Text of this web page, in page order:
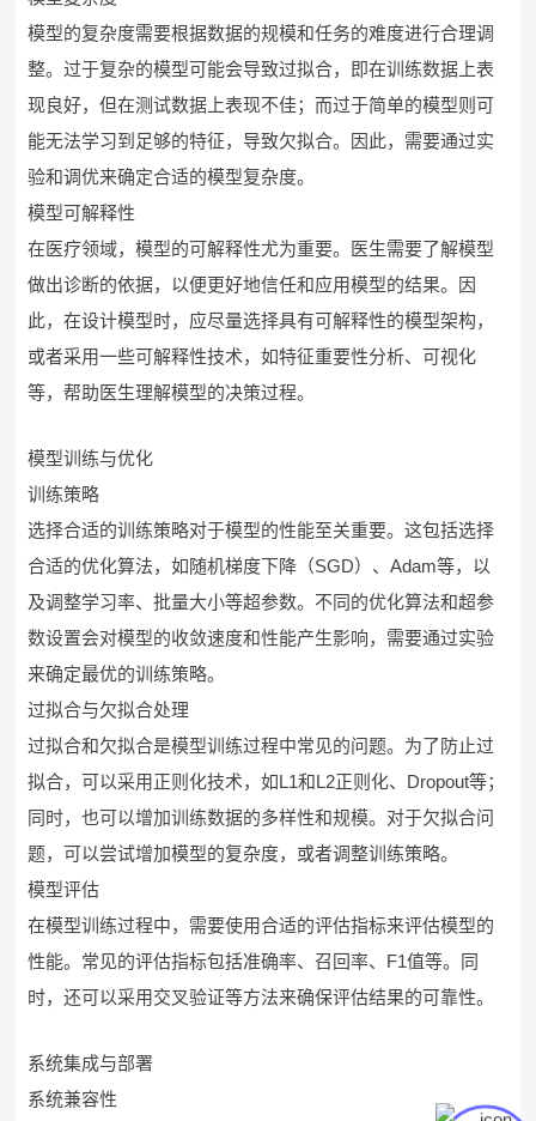
模型的复杂度需要根据数据的规模和任务的难度进行合理调
整。过于复杂的模型可能会导致过拟合，即在训练数据上表
现良好，但在测试数据上表现不佳；而过于简单的模型则可
能无法学习到足够的特征，导致欠拟合。因此，需要通过实
验和调优来确定合适的模型复杂度。
模型可解释性
在医疗领域，模型的可解释性尤为重要。医生需要了解模型
做出诊断的依据，以便更好地信任和应用模型的结果。因
此，在设计模型时，应尽量选择具有可解释性的模型架构，
或者采用一些可解释性技术，如特征重要性分析、可视化
等，帮助医生理解模型的决策过程。
模型训练与优化
训练策略
选择合适的训练策略对于模型的性能至关重要。这包括选择
合适的优化算法，如随机梯度下降（SGD）、Adam等，以
及调整学习率、批量大小等超参数。不同的优化算法和超参
数设置会对模型的收敛速度和性能产生影响，需要通过实验
来确定最优的训练策略。
过拟合与欠拟合处理
过拟合和欠拟合是模型训练过程中常见的问题。为了防止过
拟合，可以采用正则化技术，如L1和L2正则化、Dropout等；
同时，也可以增加训练数据的多样性和规模。对于欠拟合问
题，可以尝试增加模型的复杂度，或者调整训练策略。
模型评估
在模型训练过程中，需要使用合适的评估指标来评估模型的
性能。常见的评估指标包括准确率、召回率、F1值等。同
时，还可以采用交叉验证等方法来确保评估结果的可靠性。
系统集成与部署
系统兼容性